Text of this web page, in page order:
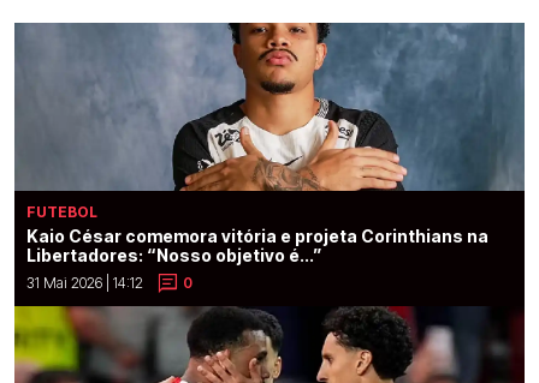
FUTEBOL
Kaio César comemora vitória e projeta Corinthians na
Libertadores: “Nosso objetivo é...”
31 Mai 2026 | 14:12 0